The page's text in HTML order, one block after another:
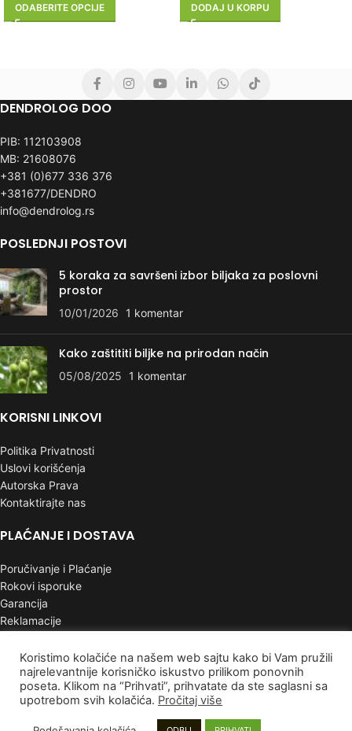
ODABERITE OPCIJE DODAJ U KORPU
DENDROLOG DOO
PIB: 112103908
MB: 21608076
+381 (0)677 336 376
+381677/DENDRO
info@dendrolog.rs
POSLEDNJI POSTOVI
5 koraka za savršeni izbor biljaka za poslovni
prostor
10/01/2026 1 komentar
Kako zaštititi biljke na prirodan način
05/08/2025 1 komentar
KORISNI LINKOVI
Politika Privatnosti
Uslovi korišćenja
Autorska Prava
Kontaktirajte nas
PLAĆANJE I DOSTAVA
Poručivanje i Plaćanje
Rokovi isporuke
Garancija
Reklamacije
INFORMACIJE
Mapa sajta
Najnoviji proizvodi
Koristimo kolačiće na našem web sajtu kako bi Vam pružili
najrelevantnije korisničko iskustvo prilikom ponovnih
poseta. Klikom na “Prihvati”, prihvatate da ste saglasni sa
upotrebom svih kolačića. Pročitaj više